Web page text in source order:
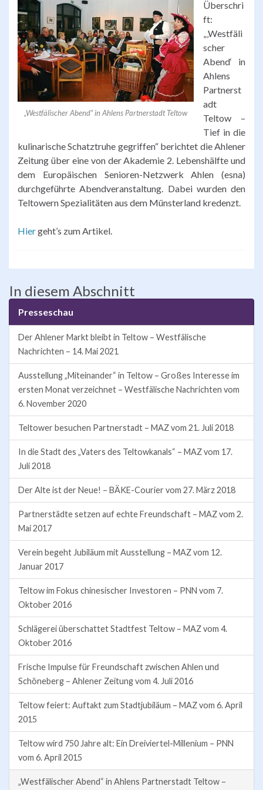
„Westfälischer Abend“ in Ahlens Partnerstadt Teltow
Überschri
ft:
„‚Westfäli
scher
Abend‘ in
Ahlens
Partnerst
adt
Teltow –
Tief in die
kulinarische Schatztruhe gegriffen“ berichtet die Ahlener
Zeitung über eine von der Akademie 2. Lebenshälfte und
dem Europäischen Senioren-Netzwerk Ahlen (esna)
durchgeführte Abendveranstaltung. Dabei wurden den
Teltowern Spezialitäten aus dem Münsterland kredenzt.
Hiergeht’s zum Artikel.
In diesem Abschnitt
Presseschau
Der Ahlener Markt bleibt in Teltow – Westfälische
Nachrichten – 14. Mai 2021
Ausstellung „Miteinander“ in Teltow – Großes Interesse im
ersten Monat verzeichnet – Westfälische Nachrichten vom
6. November 2020
Teltower besuchen Partnerstadt – MAZ vom 21. Juli 2018
In die Stadt des „Vaters des Teltowkanals“ – MAZ vom 17.
Juli 2018
Der Alte ist der Neue! – BÄKE-Courier vom 27. März 2018
Partnerstädte setzen auf echte Freundschaft – MAZ vom 2.
Mai 2017
Verein begeht Jubiläum mit Ausstellung – MAZ vom 12.
Januar 2017
Teltow im Fokus chinesischer Investoren – PNN vom 7.
Oktober 2016
Schlägerei überschattet Stadtfest Teltow – MAZ vom 4.
Oktober 2016
Frische Impulse für Freundschaft zwischen Ahlen und
Schöneberg – Ahlener Zeitung vom 4. Juli 2016
Teltow feiert: Auftakt zum Stadtjubiläum – MAZ vom 6. April
2015
Teltow wird 750 Jahre alt: Ein Dreiviertel-Millenium – PNN
vom 6. April 2015
„Westfälischer Abend“ in Ahlens Partnerstadt Teltow –